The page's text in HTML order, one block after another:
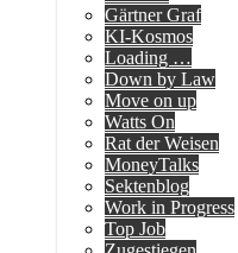
Gärtner Graf
KI-Kosmos
Loading …
Down by Law
Move on up
Watts On
Rat der Weisen
MoneyTalks
Sektenblog
Work in Progress
Top Job